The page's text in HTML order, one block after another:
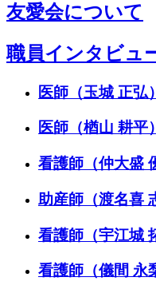
友愛会について
職員インタビュ
医師（玉城 正弘）
医師（楢山 耕平）
看護師（仲大盛
助産師（渡名喜
看護師（宇江城
看護師（儀間 永